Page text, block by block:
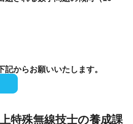
からお願いいたします。
特殊無線技士の養成課